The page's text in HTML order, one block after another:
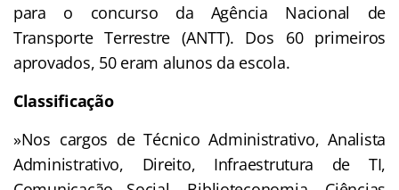
para o concurso da Agência Nacional de
Transporte Terrestre (ANTT). Dos 60 primeiros
aprovados, 50 eram alunos da escola.
Classificação
»Nos cargos de Técnico Administrativo, Analista
Administrativo, Direito, Infraestrutura de TI,